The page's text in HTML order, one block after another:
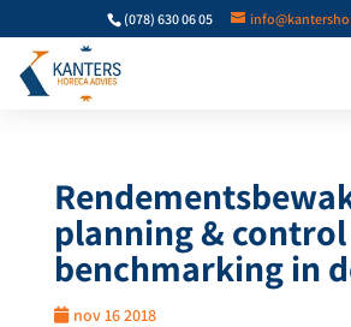
(078) 630 06 05
planning &
benchmarking in
nov 16 2018